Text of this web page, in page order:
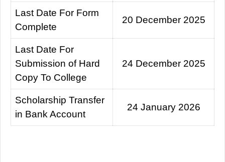
Last Date For Form
Complete
20 December 2025
Last Date For
Submission of Hard
Copy To College
24 December 2025
Scholarship Transfer
in Bank Account
24 January 2026